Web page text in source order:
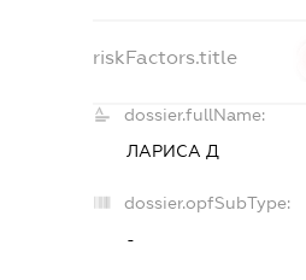
riskFactors.title
dossier.fullName:
ЛАРИСА Д
dossier.opfSubType:
-